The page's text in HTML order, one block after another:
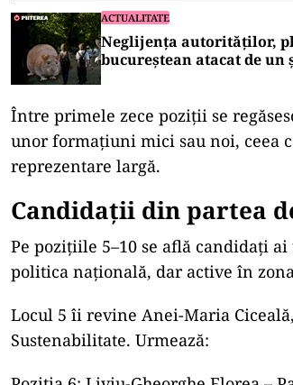
Pe prima poziție se află Cătălin
Acesta este urmat pe locul 2 de
Democrat, iar pe locul 4 apare
aratăstiripesurse.ro.
Poziția a 3-a este ocupată de
ACTUALITATE
Un bărbat din Capitală
plătește 600.000 de euro.
ACTUALITATE
Neglijența autorităților,